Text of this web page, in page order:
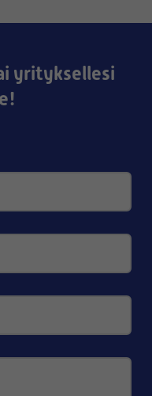
yrityksellesi